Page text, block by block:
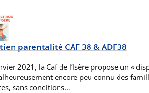
parentalité CAF 38 & ADF38
2021, la Caf de l’Isère propose un «
encore peu connu des
sans conditions…